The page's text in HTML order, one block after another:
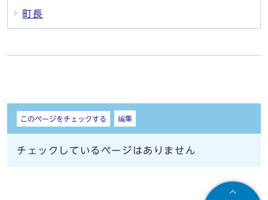
町長
しおり
このページをチェックする 編集
チェックしているページはありません